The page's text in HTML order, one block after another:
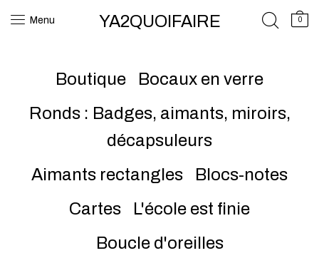
Menu YA2QUOIFAIRE 0
Boutique
Bocaux en verre
Ronds : Badges, aimants, miroirs,
décapsuleurs
Aimants rectangles
Blocs-notes
Cartes
L'école est finie
Boucle d'oreilles